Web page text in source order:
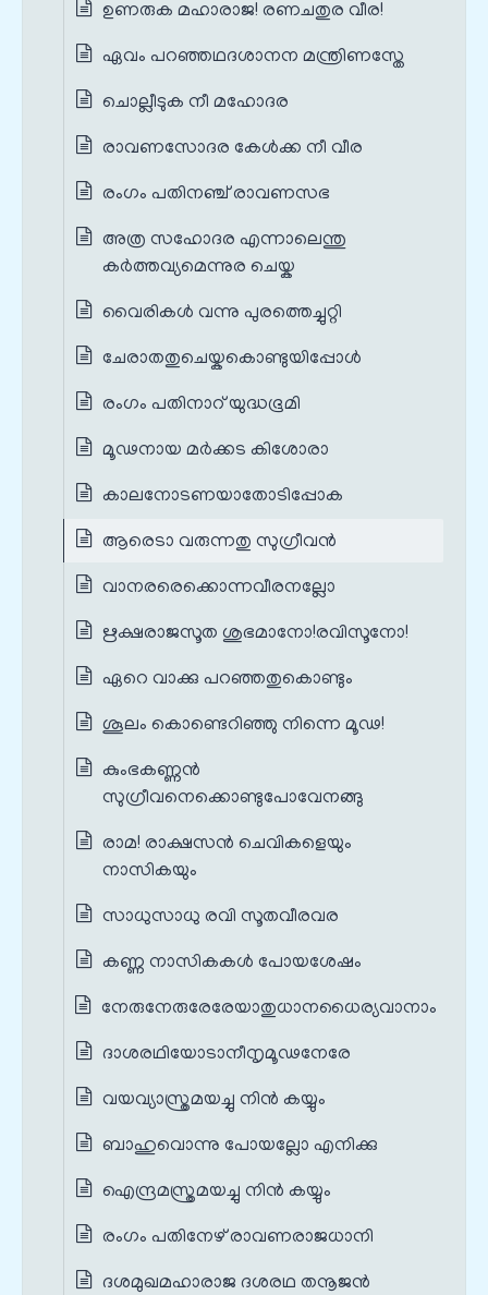
ഉണരുക മഹാരാജ! രണചതുര വീര!
ഏവം പറഞ്ഞഥദശാനന മന്ത്രിണസ്തേ
ചൊല്ലീടുക നീ മഹോദര
രാവണസോദര കേൾക്ക നീ വീര
രംഗം പതിനഞ്ച് രാവണസഭ
അത്ര സഹോദര എന്നാലെന്തു
കർത്തവ്യമെന്നുര ചെയ്ക
വൈരികൾ വന്നു പുരത്തെച്ചുറ്റി
ചേരാതതുചെയ്കകൊണ്ടുയിപ്പോൾ
രംഗം പതിനാറ് യുദ്ധഭൂമി
മൂഢനായ മർക്കട കിശോരാ
കാലനോടണയാതോടിപ്പോക
ആരെടാ വരുന്നതു സുഗ്രീവൻ
വാനരരെക്കൊന്നവീരനല്ലോ
ഋക്ഷരാജസൂത ശുഭമാനോ!രവിസൂനോ!
ഏറെ വാക്കു പറഞ്ഞതുകൊണ്ടും
ശൂലം കൊണ്ടെറിഞ്ഞു നിന്നെ മൂഢ!
കുംഭകണ്ണൻ
സുഗ്രീവനെക്കൊണ്ടുപോവേനങ്ങു
രാമ! രാക്ഷസൻ ചെവികളെയും
നാസികയും
സാധുസാധു രവി സൂതവീരവര
കണ്ണ നാസികകൾ പോയശേഷം
നേരുനേരുരേരേയാതുധാനധൈര്യവാനാം
ദാശരഥിയോടാനീനൃമൂഢനേരേ
വയവ്യാസ്ത്രമയച്ചു നിൻ കയ്യും
ബാഹുവൊന്നു പോയല്ലോ എനിക്കു
ഐന്ദ്രമസ്ത്രമയച്ചു നിൻ കയ്യും
രംഗം പതിനേഴ് രാവണരാജധാനി
ദശമുഖമഹാരാജ ദശരഥ തനൂജൻ